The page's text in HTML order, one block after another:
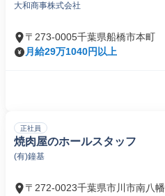
大和商事株式会社
〒273-0005千葉県船橋市本町
月給29万1040円以上
正社員
焼肉屋のホールスタッフ
(有)鐘基
〒272-0023千葉県市川市南八幡